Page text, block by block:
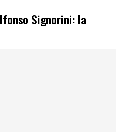
Signorini: la